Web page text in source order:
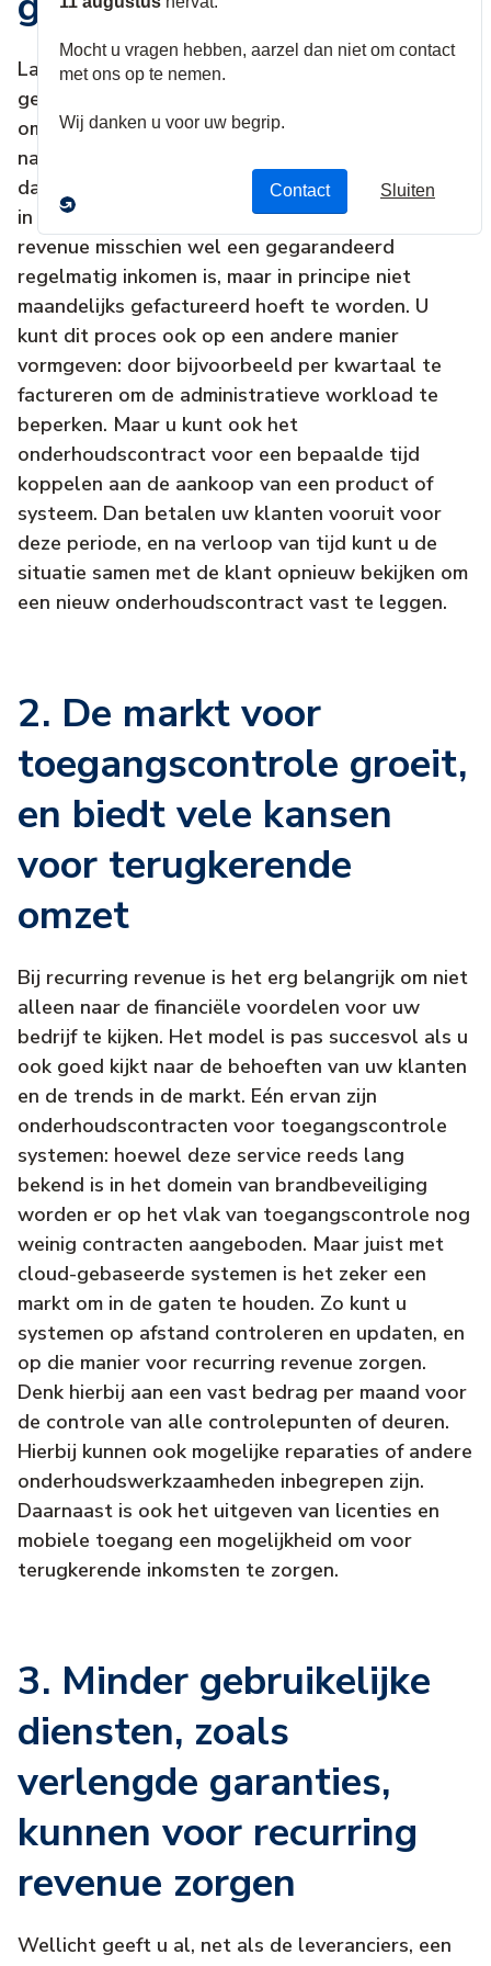
Laten we beginnen met het administratieve
gedeelte. Het aanpassen van uw administratie
om regelmatig automatisch te factureren kan
namelijk een uitdaging betekenen. Maar laat u
daardoor niet tegenhouden! Het is belangrijk om
in het achterhoofd te houden dat recurring
revenue misschien wel een gegarandeerd
regelmatig inkomen is, maar in principe niet
maandelijks gefactureerd hoeft te worden. U
kunt dit proces ook op een andere manier
vormgeven: door bijvoorbeeld per kwartaal te
factureren om de administratieve workload te
beperken. Maar u kunt ook het
onderhoudscontract voor een bepaalde tijd
koppelen aan de aankoop van een product of
systeem. Dan betalen uw klanten vooruit voor
deze periode, en na verloop van tijd kunt u de
situatie samen met de klant opnieuw bekijken om
een nieuw onderhoudscontract vast te leggen.
2. De markt voor
toegangscontrole groeit,
en biedt vele kansen
voor terugkerende
omzet
Bij recurring revenue is het erg belangrijk om niet
alleen naar de financiële voordelen voor uw
bedrijf te kijken. Het model is pas succesvol als u
ook goed kijkt naar de behoeften van uw klanten
en de trends in de markt. Eén ervan zijn
onderhoudscontracten voor toegangscontrole
systemen: hoewel deze service reeds lang
bekend is in het domein van brandbeveiliging
worden er op het vlak van toegangscontrole nog
weinig contracten aangeboden. Maar juist met
cloud-gebaseerde systemen is het zeker een
markt om in de gaten te houden. Zo kunt u
systemen op afstand controleren en updaten, en
op die manier voor recurring revenue zorgen.
Denk hierbij aan een vast bedrag per maand voor
de controle van alle controlepunten of deuren.
Hierbij kunnen ook mogelijke reparaties of andere
onderhoudswerkzaamheden inbegrepen zijn.
Daarnaast is ook het uitgeven van licenties en
mobiele toegang een mogelijkheid om voor
terugkerende inkomsten te zorgen.
3. Minder gebruikelijke
diensten, zoals
verlengde garanties,
kunnen voor recurring
revenue zorgen
Wellicht geeft u al, net als de leveranciers, een